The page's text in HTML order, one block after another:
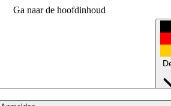
Ga naar de hoofdinhoud